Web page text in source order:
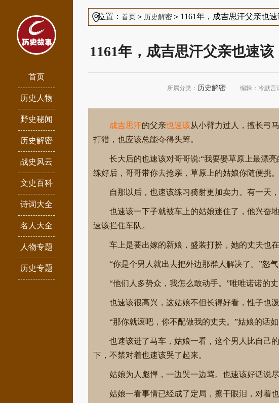
首页
历史人物
野史秘闻
历史解密
战史风云
文史百科
诗词大全
名人大全
人物专题
历史专题
位置：首页 ＞ 历史解密 ＞1161年，成吉思汗父亲也
1161年，成吉思汗父亲也速
所属分类： 历史解密 编辑：冷默言
成吉思汗的父亲也速该从小臂力过人，擅长弓
打猎，也应该总能夺得头筹。
长大后的也速该对哥哥说:“我要娶草原上最漂
练好后，哥哥带你去抢亲，草原上的姑娘你随便挑
自那以后，也速该练习骑射更加卖力。有一天
也速该一下子就被车上的姑娘迷住了，他兴奋
速该拦住车队。
车上是要出嫁的新娘，盛装打扮，她的丈夫也
“你是个男人就出去把外边那群人解决了。”怒
“他们人多势众，我怎么敢动手。”唯唯诺诺的丈
也速该很高兴，这姑娘不但长得好看，性子也泼
“那你就滚吧，你不配做我的丈夫。”姑娘的话
也速该进了马车，姑娘一看，这个男人比自己
下，不禁对着也速该哭了起来。
姑娘为人彪悍，一边哭一边骂。也速该好话说
姑娘一看事情已经成了定局，擦干眼泪，对着